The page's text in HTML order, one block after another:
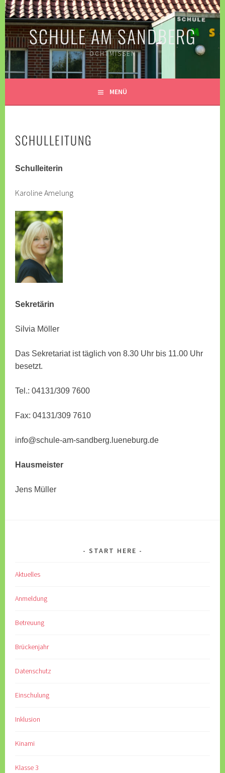
Springe
zum
Inhalt
SCHULE AM SANDBERG
OCHTMISSEN
MENÜ
SCHULLEITUNG
Schulleiterin
Karoline Amelung
Sekretärin
Silvia Möller
Das Sekretariat ist täglich von 8.30 Uhr bis 11.00 Uhr
besetzt.
Tel.: 04131/309 7600
Fax: 04131/309 7610
info@schule-am-sandberg.lueneburg.de
Hausmeister
Jens Müller
START HERE
Aktuelles
Anmeldung
Betreuung
Brückenjahr
Datenschutz
Einschulung
Inklusion
Kinami
Klasse 3